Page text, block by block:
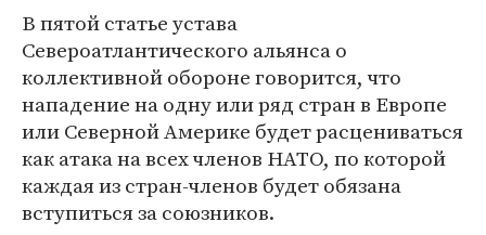
В пятой статье устава
Североатлантического альянса о
коллективной обороне говорится, что
нападение на одну или ряд стран в Европе
или Северной Америке будет расцениваться
как атака на всех членов НАТО, по которой
каждая из стран-членов будет обязана
вступиться за союзников.